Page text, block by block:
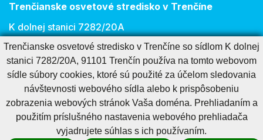
Trenčianske osvetové stredisko v Trenčíne
K dolnej stanici 7282/20A
911 01 Trenčín
E-mail:
osveta@tnos.sk
Cookies nastavenieCookies - viac informáciíVyhlásenie o prístupnosti
Technický prevádzkovateľ
Správca obsahu
Trenčianske osvetové stredisko v Trenčíne so sídlom K dolnej
stanici 7282/20A, 91101 Trenčín používa na tomto webovom
sídle súbory cookies, ktoré sú použité za účelom sledovania
návštevnosti webového sídla alebo k prispôsobeniu
zobrazenia webových stránok Vaša doména. Prehliadaním a
použitím príslušného nastavenia webového prehliadača
vyjadrujete súhlas s ich používaním.